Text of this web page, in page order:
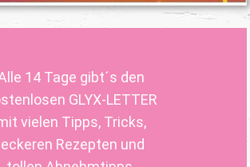
14 Tage gibt´s den
GLYX-LETTER
vielen Tipps, Tricks,
Rezepten und